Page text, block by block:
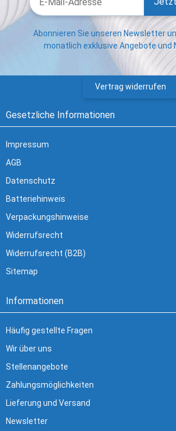
Abonnieren Sie unseren Newsletter
monatlich exklusive Angebote und
Vertrag widerrufen
Gesetzliche Informationen
Impressum
AGB
Datenschutz
Batteriehinweis
Verpackungshinweise
Widerrufsrecht
Widerrufsrecht (B2B)
Sitemap
Informationen
Häufig gestellte Fragen
Wir über uns
Stellenangebote
Zahlungsmöglichkeiten
Lieferung und Versand
Newsletter